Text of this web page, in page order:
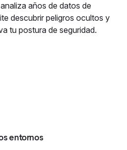
años de datos de
descubrir peligros ocultos y
tu postura de seguridad.
entornos